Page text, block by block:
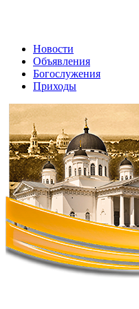
Новости
Объявления
Богослужения
Приходы